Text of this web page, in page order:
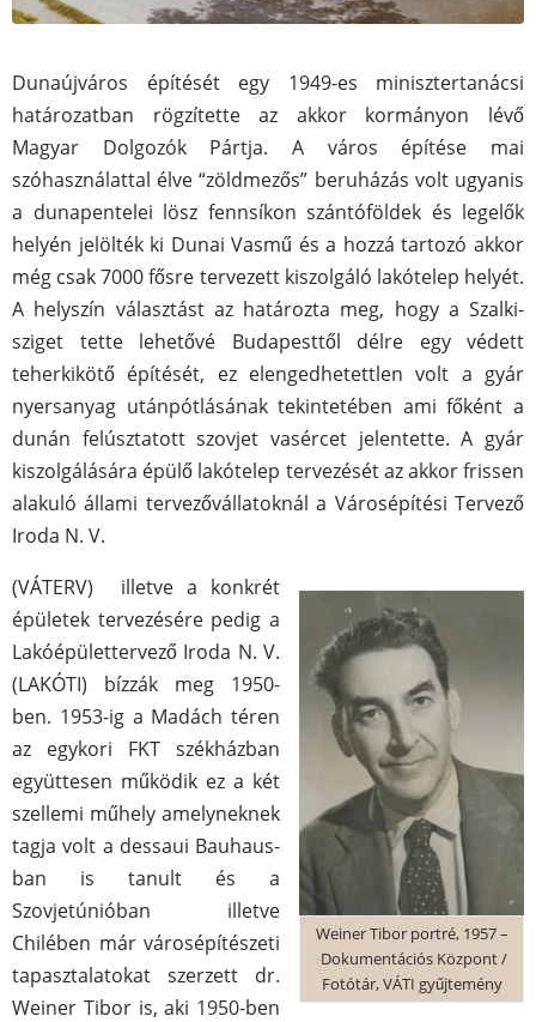
Dunaújváros építését egy 1949-es minisztertanácsi
határozatban rögzítette az akkor kormányon lévő
Magyar Dolgozók Pártja. A város építése mai
szóhasználattal élve “zöldmezős” beruházás volt ugyanis
a dunapentelei lösz fennsíkon szántóföldek és legelők
helyén jelölték ki Dunai Vasmű és a hozzá tartozó akkor
még csak 7000 fősre tervezett kiszolgáló lakótelep helyét.
A helyszín választást az határozta meg, hogy a Szalki-
sziget tette lehetővé Budapesttől délre egy védett
teherkikötő építését, ez elengedhetettlen volt a gyár
nyersanyag utánpótlásának tekintetében ami főként a
dunán felúsztatott szovjet vasércet jelentette. A gyár
kiszolgálására épülő lakótelep tervezését az akkor frissen
alakuló állami tervezővállatoknál a Városépítési Tervező
Iroda N. V.
Weiner Tibor portré, 1957 –
Dokumentációs Központ /
Fotótár, VÁTI gyűjtemény
(VÁTERV) illetve a konkrét
épületek tervezésére pedig a
Lakóépülettervező Iroda N. V.
(LAKÓTI) bízzák meg 1950-
ben. 1953-ig a Madách téren
az egykori FKT székházban
együttesen működik ez a két
szellemi műhely amelyneknek
tagja volt a dessaui Bauhaus-
ban is tanult és a
Szovjetúnióban illetve
Chilében már városépítészeti
tapasztalatokat szerzett dr.
Weiner Tibor is, aki 1950-ben